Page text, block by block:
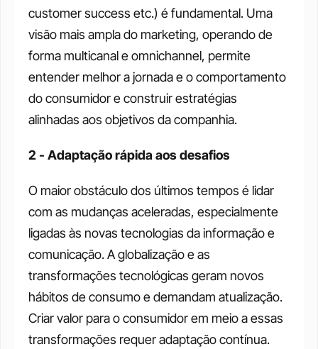
customer success etc.) é fundamental. Uma
visão mais ampla do marketing, operando de
forma multicanal e omnichannel, permite
entender melhor a jornada e o comportamento
do consumidor e construir estratégias
alinhadas aos objetivos da companhia.
2 - Adaptação rápida aos desafios
O maior obstáculo dos últimos tempos é lidar
com as mudanças aceleradas, especialmente
ligadas às novas tecnologias da informação e
comunicação. A globalização e as
transformações tecnológicas geram novos
hábitos de consumo e demandam atualização.
Criar valor para o consumidor em meio a essas
transformações requer adaptação contínua.